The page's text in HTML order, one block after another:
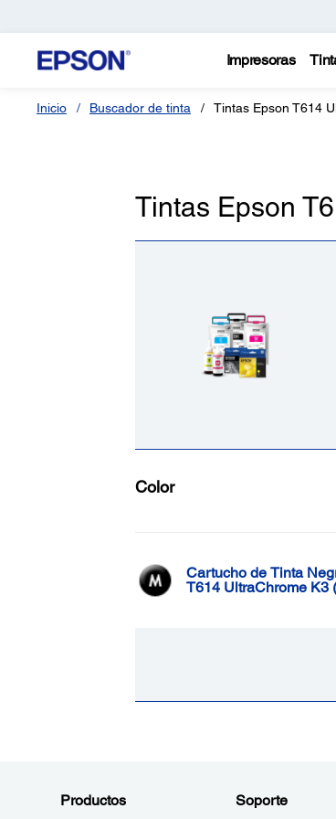
Impresoras
Inicio Buscador de tinta Tintas Epson T614
Tintas Epson
Color
Cartucho de Tinta
T614 UltraChrome K3
Productos Soporte